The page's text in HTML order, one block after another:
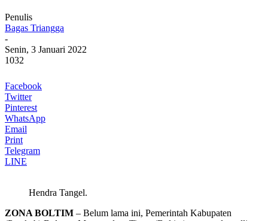
Penulis
Bagas Triangga
-
Senin, 3 Januari 2022
1032
Facebook
Twitter
Pinterest
WhatsApp
Email
Print
Telegram
LINE
Hendra Tangel.
ZONA BOLTIM – Belum lama ini, Pemerintah Kabupaten